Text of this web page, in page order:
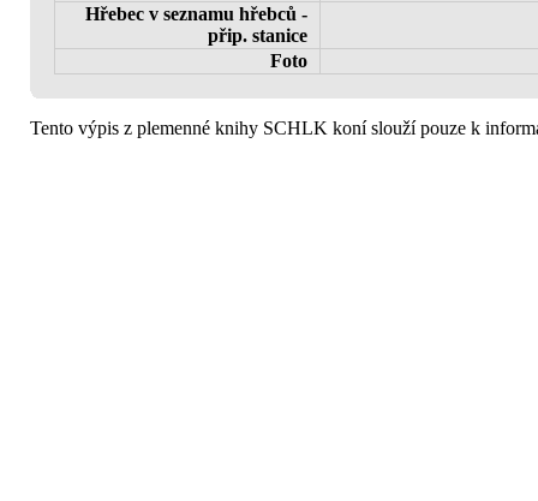
Hřebec v seznamu hřebců -
přip. stanice
Foto
Tento výpis z plemenné knihy SCHLK koní slouží pouze k